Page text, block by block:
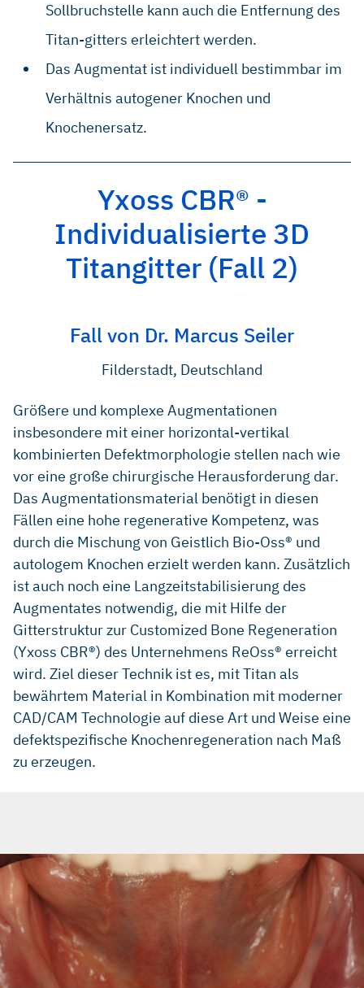
Sollbruchstelle kann auch die Entfernung des
Titan-gitters erleichtert werden.
Das Augmentat ist individuell bestimmbar im
Verhältnis autogener Knochen und
Knochenersatz.
Yxoss CBR® -
Individualisierte 3D
Titangitter (Fall 2)
Fall von Dr. Marcus Seiler
Filderstadt, Deutschland
Größere und komplexe Augmentationen
insbesondere mit einer horizontal-vertikal
kombinierten Defektmorphologie stellen nach wie
vor eine große chirurgische Herausforderung dar.
Das Augmentationsmaterial benötigt in diesen
Fällen eine hohe regenerative Kompetenz, was
durch die Mischung von Geistlich Bio-Oss® und
autologem Knochen erzielt werden kann. Zusätzlich
ist auch noch eine Langzeitstabilisierung des
Augmentates notwendig, die mit Hilfe der
Gitterstruktur zur Customized Bone Regeneration
(Yxoss CBR®) des Unternehmens ReOss® erreicht
wird. Ziel dieser Technik ist es, mit Titan als
bewährtem Material in Kombination mit moderner
CAD/CAM Technologie auf diese Art und Weise eine
defektspezifische Knochenregeneration nach Maß
zu erzeugen.